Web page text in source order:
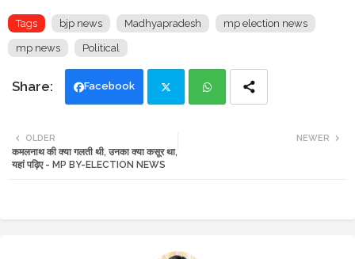
Tags bjp news Madhyapradesh mp election news
mp news Political
Facebook
tte
NEWER
OLDER
कमलनाथ की क्या गलती थी, उनका क्या कसूर था,
यहां पढ़िए - MP BY-ELECTION NEWS